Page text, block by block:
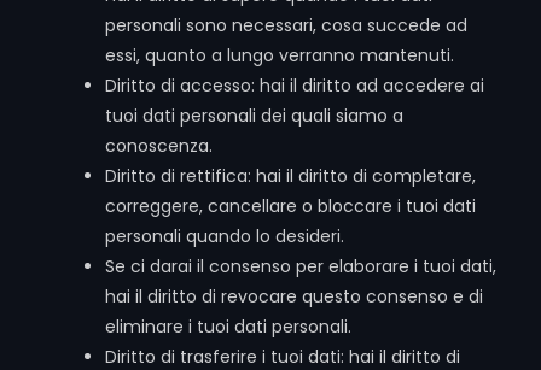
personali sono necessari, cosa succede ad
essi, quanto a lungo verranno mantenuti.
Diritto di accesso: hai il diritto ad accedere ai
tuoi dati personali dei quali siamo a
conoscenza.
Diritto di rettifica: hai il diritto di completare,
correggere, cancellare o bloccare i tuoi dati
personali quando lo desideri.
Se ci darai il consenso per elaborare i tuoi dati,
hai il diritto di revocare questo consenso e di
eliminare i tuoi dati personali.
Diritto di trasferire i tuoi dati: hai il diritto di